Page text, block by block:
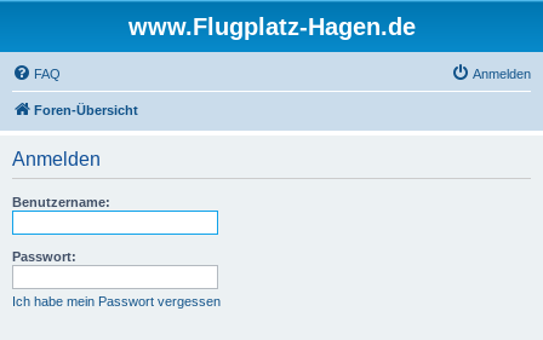
www.Flugplatz-Hagen.de
FAQ Anmelden
Foren-Übersicht
Anmelden
Benutzername:
Passwort:
Ich habe mein Passwort vergessen